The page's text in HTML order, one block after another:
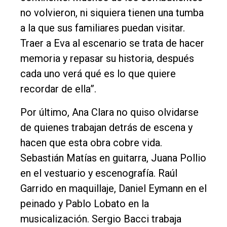
no volvieron, ni siquiera tienen una tumba
a la que sus familiares puedan visitar.
Traer a Eva al escenario se trata de hacer
memoria y repasar su historia, después
cada uno verá qué es lo que quiere
recordar de ella”.
Por último, Ana Clara no quiso olvidarse
de quienes trabajan detrás de escena y
hacen que esta obra cobre vida.
Sebastián Matías en guitarra, Juana Pollio
en el vestuario y escenografía. Raúl
Garrido en maquillaje, Daniel Eymann en el
peinado y Pablo Lobato en la
musicalización. Sergio Bacci trabaja